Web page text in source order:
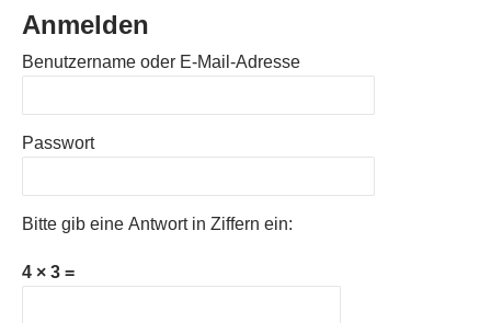
Anmelden
Benutzername oder E-Mail-Adresse
Passwort
Bitte gib eine Antwort in Ziffern ein:
4 × 3 =